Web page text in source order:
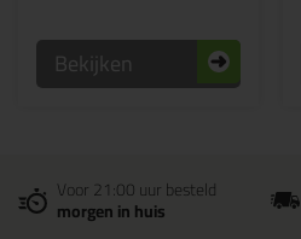
Bekijken
Voor 21:00 uur besteld
morgen in huis